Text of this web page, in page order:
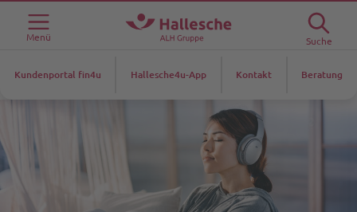
Menü Suche
Kundenportal fin4u Hallesche4u-App Kontakt Beratung